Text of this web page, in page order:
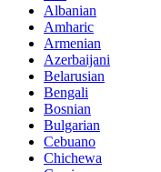
Albanian
Amharic
Armenian
Azerbaijani
Belarusian
Bengali
Bosnian
Bulgarian
Cebuano
Chichewa